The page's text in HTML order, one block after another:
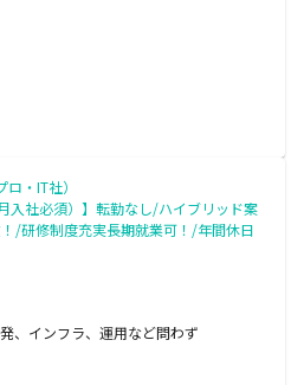
・IT社）
入社必須）】転勤なし/ハイブリッド案
/研修制度充実長期就業可！/年間休日
、インフラ、運用など問わず